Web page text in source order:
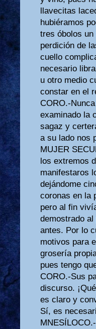
llavecitas
hubiéramos
tres óbolos
perdición de
cuello
necesario
u otro medio
constar en el
CORO.-
examinado la
sagaz y
a su lado nos
MUJER
los extremos
manifestaros
dejándome
coronas en la
pero al fin
demostrado
antes. Por lo
motivos para
grosería
pues tengo
CORO.-Sus
discurso.
es claro y
Sí, es